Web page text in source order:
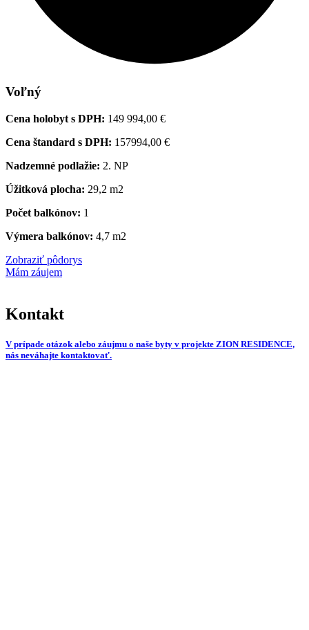
Voľný
Cena holobyt s DPH: 149 994,00 €
Cena štandard s DPH: 157994,00 €
Nadzemné podlažie: 2. NP
Úžitková plocha: 29,2 m2
Počet balkónov: 1
Výmera balkónov: 4,7 m2
Zobraziť pôdorys
Mám záujem
Kontakt
V prípade otázok alebo záujmu o naše byty v projekte ZION RESIDENCE,
nás neváhajte kontaktovať.